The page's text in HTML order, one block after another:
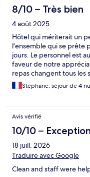
8/10 – Très bien
4 août 2025
Hôtel qui mériterait un
l'ensemble qui se prête
jours. Le personnel est
faveur de notre
repas changent tous les
Stéphane, séjour de 4
Avis vérifié
10/10 –
18 juill. 2026
Traduire avec Google
Clean and staff were